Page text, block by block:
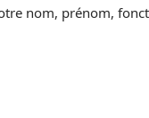
nom, prénom,